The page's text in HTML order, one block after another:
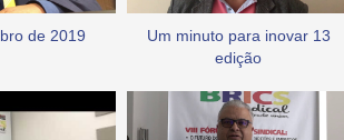
de 2019
Um minuto para inovar 13
edição